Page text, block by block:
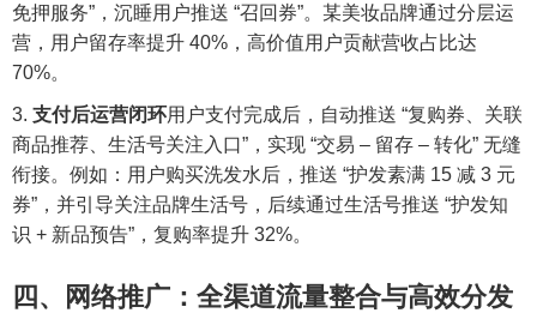
免押服务”，沉睡用户推送 “召回券”。某美妆品牌通过分层运
营，用户留存率提升 40%，高价值用户贡献营收占比达
70%。
支付后运营闭环用户支付完成后，自动推送 “复购券、关联
商品推荐、生活号关注入口”，实现 “交易 – 留存 – 转化” 无缝
衔接。例如：用户购买洗发水后，推送 “护发素满 15 减 3 元
券”，并引导关注品牌生活号，后续通过生活号推送 “护发知
识 + 新品预告”，复购率提升 32%。
四、网络推广：全渠道流量整合与高效分发